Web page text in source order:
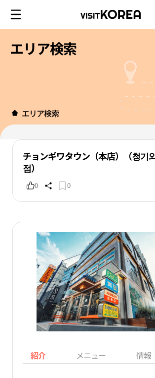
エリア検索
エリア検索
チョンギワタウン（本店）（청기
점）
0 0
紹介 メニュー 情報